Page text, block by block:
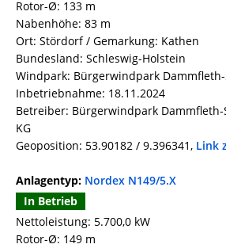
Rotor-Ø: 133 m
Nabenhöhe: 83 m
Ort: Stördorf / Gemarkung: Kathen
Bundesland: Schleswig-Holstein
Windpark: Bürgerwindpark
Inbetriebnahme: 18.11.2024
Betreiber: Bürgerwindpark Dammfleth-
KG
Geoposition: 53.90182 / 9.396341, Link
Anlagentyp: Nordex N149/5.X
In Betrieb
Nettoleistung: 5.700,0 kW
Rotor-Ø: 149 m